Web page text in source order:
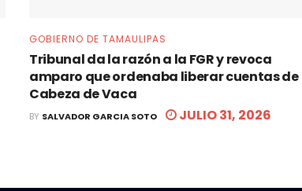
GOBIERNO DE TAMAULIPAS
Tribunal da la razón a la FGR y revoca
amparo que ordenaba liberar cuentas de
Cabeza de Vaca
BY SALVADOR GARCIA SOTO JULIO 31, 2026